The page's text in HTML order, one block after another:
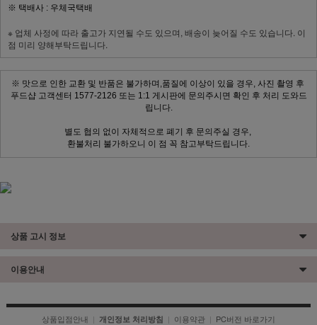
※ 택배사 : 우체국택배
※ 업체 사정에 따라 출고가 지연될 수도 있으며, 배송이 늦어질 수도 있습니다. 이
점 미리 양해부탁드립니다.
※ 맛으로 인한 교환 및 반품은 불가하며,품질에 이상이 있을 경우, 사진 촬영 후
푸드샵 고객센터 1577-2126 또는 1:1 게시판에 문의주시면 확인 후 처리 도와드
립니다.
별도 협의 없이 자체적으로 폐기 후 문의주실 경우,
환불처리 불가하오니 이 점 꼭 참고부탁드립니다.
상품 고시 정보
이용안내
상품입점안내 | 개인정보 처리방침 | 이용약관 | PC버전 바로가기